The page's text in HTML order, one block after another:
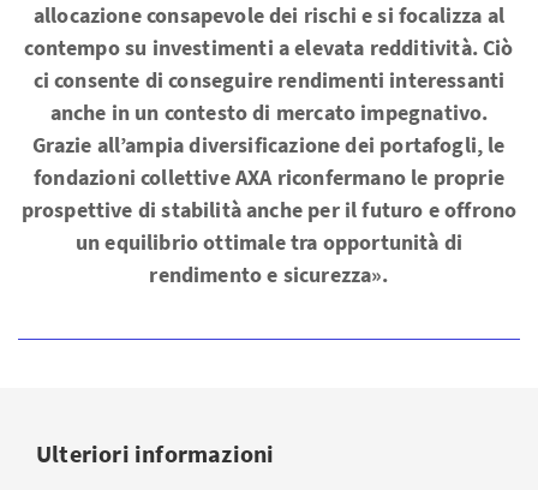
allocazione consapevole dei rischi e si focalizza al
contempo su investimenti a elevata redditività. Ciò
ci consente di conseguire rendimenti interessanti
anche in un contesto di mercato impegnativo.
Grazie all’ampia diversificazione dei portafogli, le
fondazioni collettive AXA riconfermano le proprie
prospettive di stabilità anche per il futuro e offrono
un equilibrio ottimale tra opportunità di
rendimento e sicurezza».
Ulteriori informazioni